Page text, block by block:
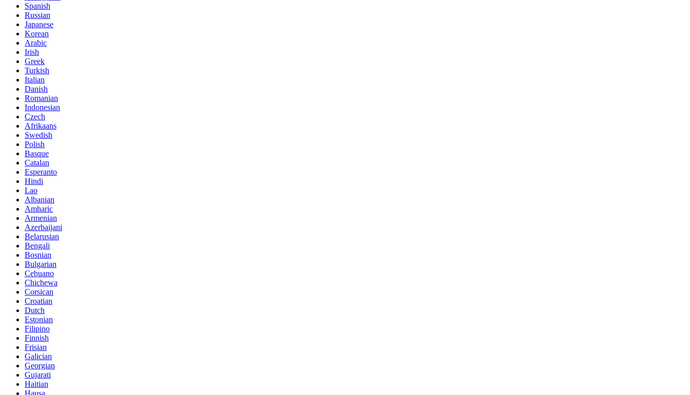
Spanish
Russian
Japanese
Korean
Arabic
Irish
Greek
Turkish
Italian
Danish
Romanian
Indonesian
Czech
Afrikaans
Swedish
Polish
Basque
Catalan
Esperanto
Hindi
Lao
Albanian
Amharic
Armenian
Azerbaijani
Belarusian
Bengali
Bosnian
Bulgarian
Cebuano
Chichewa
Corsican
Croatian
Dutch
Estonian
Filipino
Finnish
Frisian
Galician
Georgian
Gujarati
Haitian